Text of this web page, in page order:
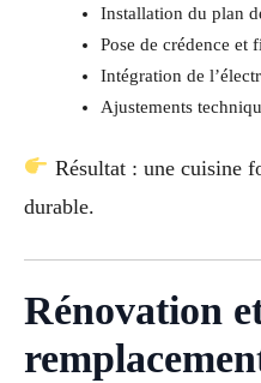
Installation du plan
Pose de crédence et
Intégration de
Ajustements
Résultat : une cuisine
durable.
Rénovation